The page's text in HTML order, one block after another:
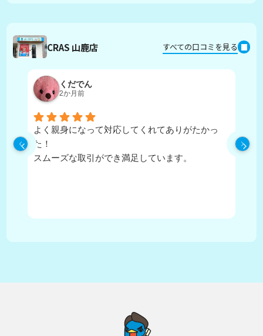
CRAS 山鹿店 すべての口コミを見る
くだでん
2か月前
よく親身になって対応してくれてありがたかっ
た！
スムーズな取引ができ満足しています。